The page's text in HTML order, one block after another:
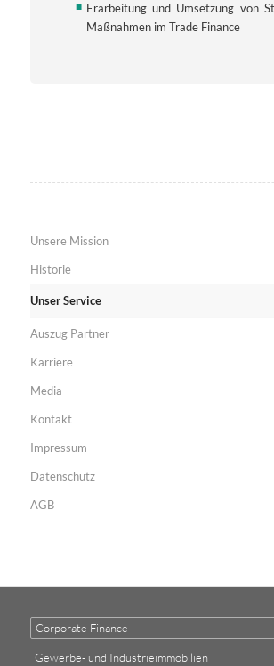
Erarbeitung und Umsetzung von
Maßnahmen im Trade Finance
Unsere Mission
Historie
Unser Service
Auszug Partner
Karriere
Media
Kontakt
Impressum
Datenschutz
AGB
Corporate Finance
Gewerbe- und Industrieimmobilien